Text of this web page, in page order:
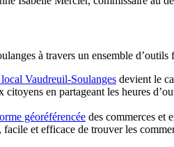
à travers un ensemble
Vaudreuil-Soulanges devient le
en partageant les heures
géoréférencée des commerces et
et efficace de trouver les